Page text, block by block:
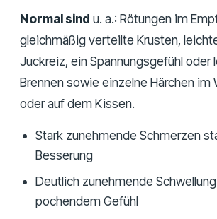
Normal sind u. a.: Rötungen im
gleichmäßig verteilte Krusten,
Juckreiz, ein Spannungsgefühl oder
Brennen sowie einzelne Härchen im
oder auf dem Kissen.
Stark zunehmende Schmerzen
Besserung
Deutlich zunehmende
pochendem Gefühl